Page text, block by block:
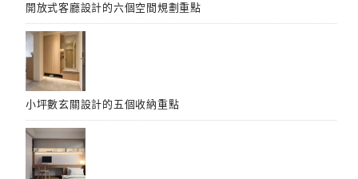
開放式客廳設計的六個空間規劃重點
小坪數玄關設計的五個收納重點